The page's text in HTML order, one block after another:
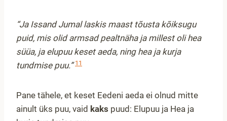
“Ja Issand Jumal laskis maast tõusta kõiksugu
puid, mis olid armsad pealtnäha ja millest oli hea
süüa, ja elupuu keset aeda, ning hea ja kurja
tundmise puu.” 11
Pane tähele, et keset Eedeni aeda ei olnud mitte
ainult üks puu, vaid kaks puud: Elupuu ja Hea ja